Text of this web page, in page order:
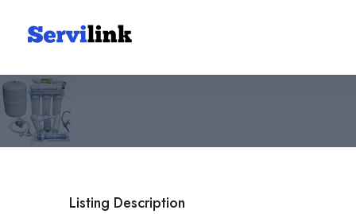
Fontanero javi
Listing Description